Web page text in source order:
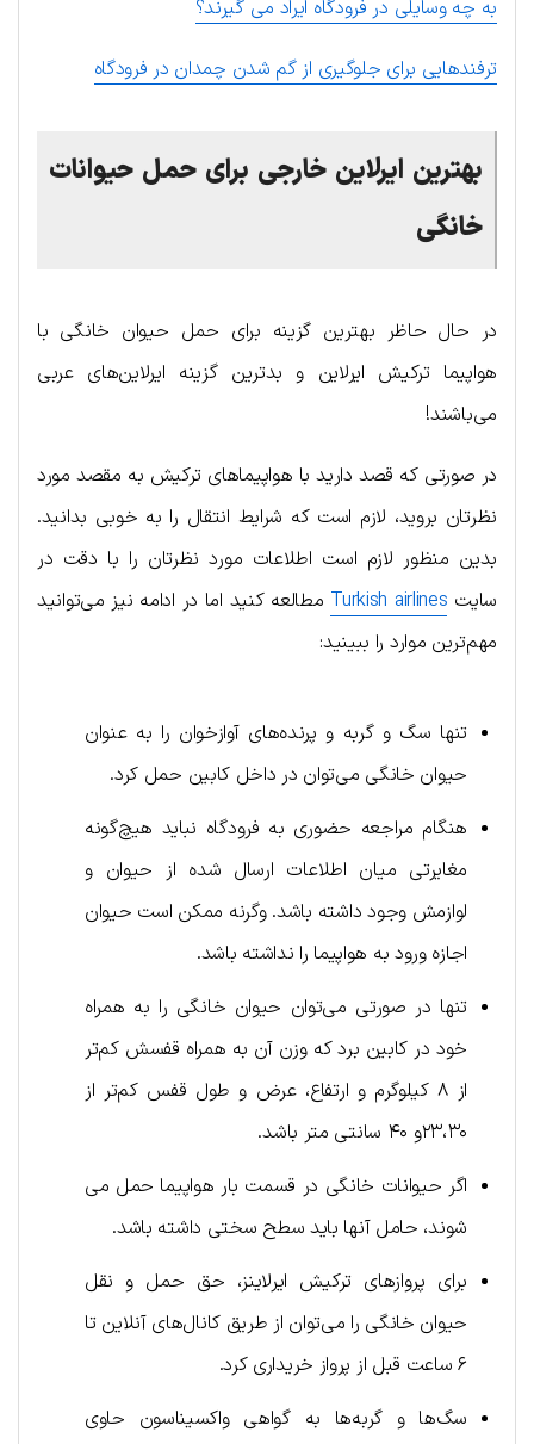
به چه وسایلی در فرودگاه ایراد می گیرند؟
ترفندهایی برای جلوگیری از گم شدن چمدان در فرودگاه
بهترین ایرلاین‌ خارجی برای حمل حیوانات
خانگی
در حال حاظر بهترین گزینه برای حمل حیوان خانگی با
هواپیما ترکیش ایرلاین و بدترین گزینه ایرلاین‌های عربی
می‌باشند!
در صورتی که قصد دارید با هواپیماهای ترکیش به مقصد مورد
نظرتان بروید، لازم است که شرایط انتقال را به خوبی بدانید.
بدین منظور لازم است اطلاعات مورد نظرتان را با دقت در
سایت Turkish airlines مطالعه کنید اما در ادامه نیز می‌توانید
مهم‌ترین موارد را ببینید:
تنها سگ و گربه و پرنده‌های آوازخوان را به عنوان
حیوان خانگی می‌توان در داخل کابین حمل کرد.
هنگام مراجعه حضوری به فرودگاه نباید هیچ‌گونه
مغایرتی میان اطلاعات ارسال شده از حیوان و
لوازمش وجود داشته باشد. وگرنه ممکن است حیوان
اجازه ورود به هواپیما را نداشته باشد.
تنها در صورتی می‌توان حیوان خانگی را به همراه
خود در کابین برد که وزن آن به همراه قفسش کم‌تر
از ۸ کیلوگرم و ارتفاع، عرض و طول قفس کم‌تر از
۲۳،۳۰و ۴۰ سانتی متر باشد.
اگر حیوانات خانگی در قسمت بار هواپیما حمل می
شوند، حامل آنها باید سطح سختی داشته باشد.
برای پروازهای ترکیش ایرلاینز، حق حمل و نقل
حیوان خانگی را می‌توان از طریق کانال‌های آنلاین تا
۶ ساعت قبل از پرواز خریداری کرد.
سگ‌ها و گربه‌ها به گواهی واکسیناسون حاوی